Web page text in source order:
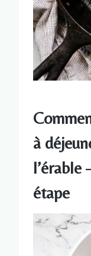
à
l’érable
étape